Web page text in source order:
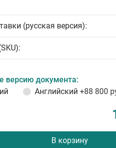
(русская версия):
версию документа:
Английский +88 800
В корзину